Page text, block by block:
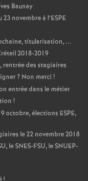
Baunay
novembre à l’ESPE
titularisation, ...
2018-2019
rentrée des stagiaires
? Non merci !
entrée dans le métier
!
octobre, élections ESPE,
le 22 novembre 2018
, leSNES-FSU, leSNUEP-